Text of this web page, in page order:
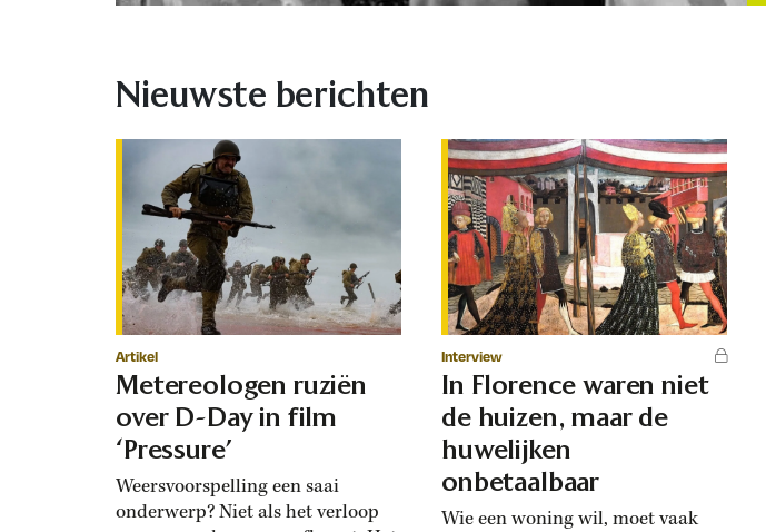
Nieuwste berichten
Artikel
Metereologen ruziën
over D-Day in film
‘Pressure’
Weersvoorspelling een saai
onderwerp? Niet als het verloop
Interview
In Florence waren niet
de huizen, maar de
huwelijken
onbetaalbaar
Wie een woning wil, moet vaak